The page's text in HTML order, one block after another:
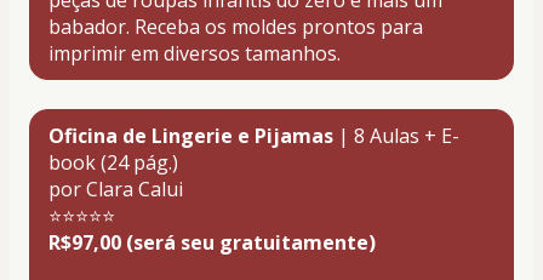
babador. Receba os moldes prontos para
imprimir em diversos tamanhos.
Oficina de Lingerie e Pijamas | 8 Aulas + E-
book (24 pág.)
por Clara Calui
⭐⭐⭐⭐⭐
R$97,00 (será seu gratuitamente)